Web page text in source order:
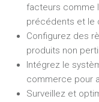
facteurs comme
précédents et le
Configurez des
produits non
Intégrez le
commerce pour
Surveillez et